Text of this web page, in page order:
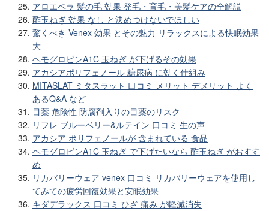
アロエベラ 髪の毛 効果 発毛・育毛・美髪ケアの全解説
酢玉ねぎ 効果 なし と決めつけないでほしい
驚くべき Venex 効果 とその魅力 リラックスによる快眠効果
大
ヘモグロビンA1C 玉ねぎ が下げるその効果
アカシアポリフェノール 糖尿病 に効く仕組み
MITASLAT ミタスラット 口コミ メリット デメリット よく
あるQ&A など
目薬 危険性 防腐剤入りの目薬のリスク
リフレ ブルーベリー&ルテイン 口コミ 生の声
アカシア ポリフェノールが 含まれている 食品
ヘモグロビンA1C 玉ねぎ で下げたいなら 酢玉ねぎ がおすす
め
リカバリーウェア venex 口コミ リカバリーウェアを使用し
てみての疲労回復効果と安眠効果
キダデラックス 口コミ ひざ 痛み が軽減消失